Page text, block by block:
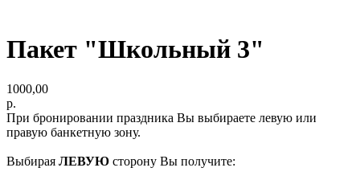
Пакет "Школьный 3"
1000,00
р.
При бронировании праздника Вы выбираете левую или
правую банкетную зону.
Выбирая ЛЕВУЮ сторону Вы получите: